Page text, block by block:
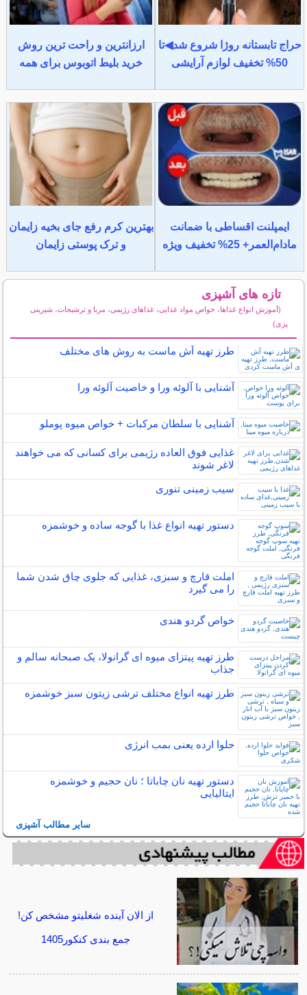
حراج تابستانه روژا شروع شد◀تا
50% تخفیف لوازم آرایشی
ارزانترین و راحت ترین روش
خرید بلیط اتوبوس برای همه
ایمپلنت اقساطی با ضمانت
مادام‌العمر+ 25% تخفیف ویژه
بهترین کرم رفع جای بخیه زایمان
و ترک پوستی زایمان
تازه های آشپزی
(آموزش انواع غذاها، خواص مواد غذایی، غذاهای رژیمی، مربا و ترشیجات، شیرینی
پزی)
طرز تهیه آش ماست به روش های مختلف
آشنایی با آلوئه ورا و خاصیت آلوئه ورا
آشنایی با سلطان مرکبات + خواص میوه پوملو
غذایی فوق العاده رژیمی برای کسانی که می خواهند
لاغر شوند
سیب زمینی تنوری
دستور تهیه انواع غذا با گوجه ساده و خوشمزه
املت قارچ و سبزی، غذایی که جلوی چاق شدن شما
را می گیرد
خواص گردو هندی
طرز تهیه پیتزای میوه ای گرانولا، یک صبحانه سالم و
جذاب
طرز تهیه انواع مختلف ترشی زیتون سبز خوشمزه
حلوا ارده یعنی بمب انرژی
دستور تهیه نان چاباتا ؛ نان حجیم و خوشمزه
ایتالیایی
سایر مطالب آشپزی
از الان آینده شغلیتو مشخص کن!
جمع بندی کنکور1405